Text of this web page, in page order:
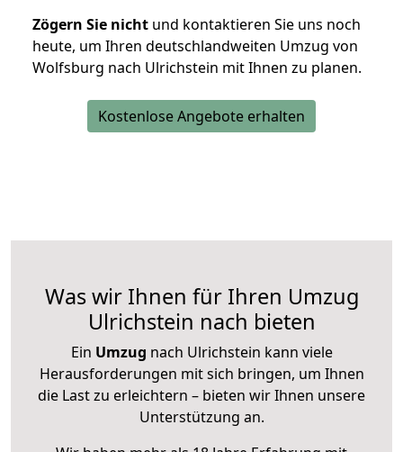
Zögern Sie nicht und kontaktieren Sie uns noch
heute, um Ihren deutschlandweiten Umzug von
Wolfsburg nach Ulrichstein mit Ihnen zu planen.
Kostenlose Angebote erhalten
Was wir Ihnen für Ihren Umzug
Ulrichstein nach bieten
Ein Umzug nach Ulrichstein kann viele
Herausforderungen mit sich bringen, um Ihnen
die Last zu erleichtern – bieten wir Ihnen unsere
Unterstützung an.